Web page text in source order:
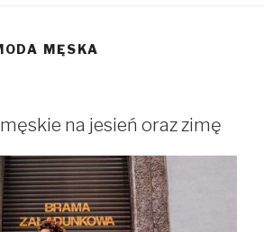
MĘSKA
na jesień oraz zimę